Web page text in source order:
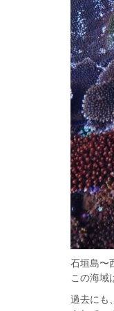
石垣島〜
この海域
過去にも